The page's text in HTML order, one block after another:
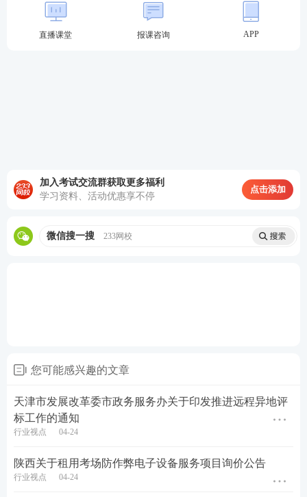
专用账户按月足额发放工资，执行农民工工资发放“月
结月清”制度；二是严格执行“无考勤严禁发工资”原
四、进一步完善省监管平台工资核算机制
置工资发放上限。省监管平台内实名制考勤的务工人
计量等工资核算行为，要按照劳动合同签订的日工资
工资，做好工资表编制，按月支付农民工完成工作量
的全部工资。
五、进一步强化责任落实
一是压实市场主体责任。建设单位应当保障源头资金
直播课堂 报课咨询 APP
加入考试交流群获取更多福利
学习资料、活动优惠享不停
点击添加
微信搜一搜 233网校
您可能感兴趣的文章
天津市发展改革委市政务服务办关于印发推进远程异地评
标工作的通知
行业视点 04-24
陕西关于租用考场防作弊电子设备服务项目询价公告
行业视点 04-24